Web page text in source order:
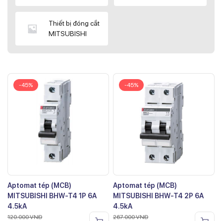
Thiết bị đóng cắt
MITSUBISHI
-45%
Aptomat tép (MCB)
MITSUBISHI BHW-T4 1P 6A
4.5kA
120.000VNĐ
-45%
Aptomat tép (MCB)
MITSUBISHI BHW-T4 2P 6A
4.5kA
267.000VNĐ